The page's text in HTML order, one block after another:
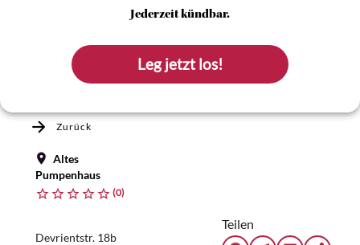
Jederzeit kündbar.
Leg jetzt los!
Zurück
Altes
Pumpenhaus
(0)
Devrientstr. 18b
Teilen